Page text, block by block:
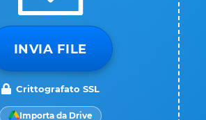
INVIA FILE
Crittografato SSL
Importa da Drive